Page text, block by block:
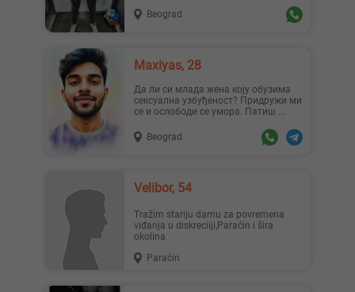
Beograd
Maxiyas, 28
Да ли си млада жена коју обузима
сексуална узбуђеност? Придружи ми
се и ослободи се умора. Патиш ...
Beograd
Velibor, 54
Tražim stariju damu za povremena
viđanja u diskreciiji,Paraćin i šira
okolina
Paraćin